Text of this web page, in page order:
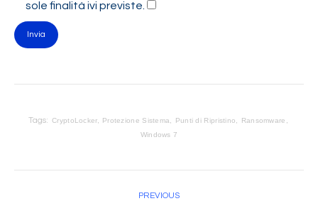
sole finalità ivi previste.
Tags: CryptoLocker Protezione Sistema Punti di Ripristino
Ransomware
Windows 7
PREVIOUS